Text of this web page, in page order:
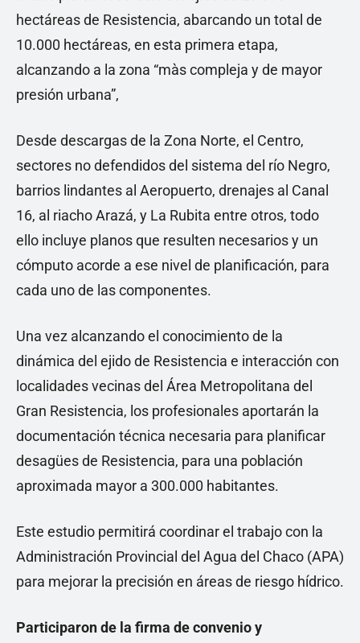
hectáreas de Resistencia, abarcando un total de
10.000 hectáreas, en esta primera etapa,
alcanzando a la zona “màs compleja y de mayor
presión urbana”,
Desde descargas de la Zona Norte, el Centro,
sectores no defendidos del sistema del río Negro,
barrios lindantes al Aeropuerto, drenajes al Canal
16, al riacho Arazá, y La Rubita entre otros, todo
ello incluye planos que resulten necesarios y un
cómputo acorde a ese nivel de planificación, para
cada uno de las componentes.
Una vez alcanzando el conocimiento de la
dinámica del ejido de Resistencia e interacción con
localidades vecinas del Área Metropolitana del
Gran Resistencia, los profesionales aportarán la
documentación técnica necesaria para planificar
desagües de Resistencia, para una población
aproximada mayor a 300.000 habitantes.
Este estudio permitirá coordinar el trabajo con la
Administración Provincial del Agua del Chaco (APA)
para mejorar la precisión en áreas de riesgo hídrico.
Participaron de la firma de convenio y